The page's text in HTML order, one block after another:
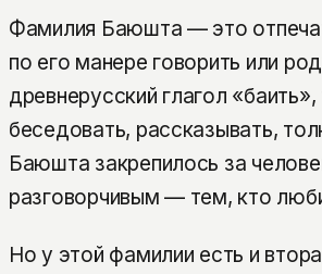
Фамилия Баюшта — это
по его манере говорить или
древнерусский глагол
беседовать, рассказывать,
Баюшта закрепилось за
разговорчивым — тем, кто
Но у этой фамилии есть и